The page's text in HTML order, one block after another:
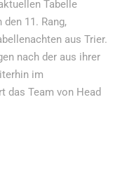
Tabelle
11. Rang,
aus Trier.
nach der aus ihrer
im
das Team von Head